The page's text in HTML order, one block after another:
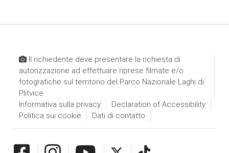
Il richiedente deve presentare la richiesta di
autorizzazione ad effettuare riprese filmate e/o
fotografiche sul territorio del Parco Nazionale Laghi di
Plitvice
Informativa sulla privacy
Declaration of Accessibility
Politica sui cookie
Dati di contatto